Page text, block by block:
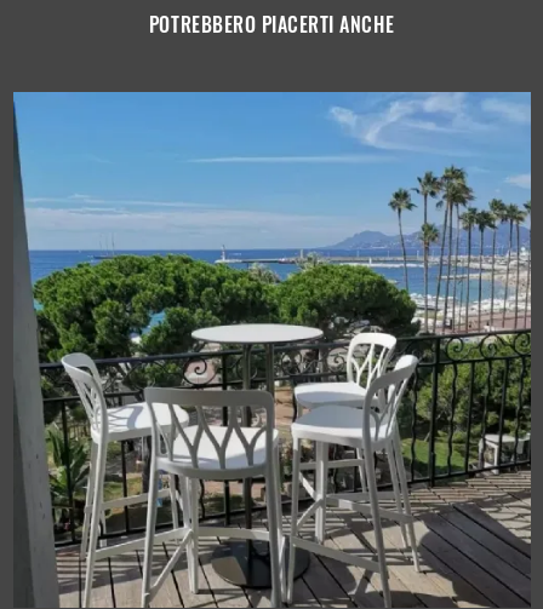
POTREBBERO PIACERTI ANCHE